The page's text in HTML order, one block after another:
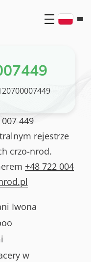
449
rejestrze
crzo-nrod.
+48 722 004
Iwona
w